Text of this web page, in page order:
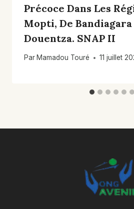
Précoce Dans Les
Mopti, De Bandiagara
Douentza. SNAP II
Par Mamadou Touré 11 juillet